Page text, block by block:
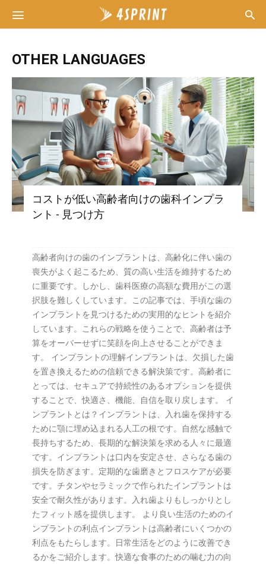
OTHER LANGUAGES
コストが低い高齢者向けの歯科インプラ
ント - 見つけ方
高齢者向けの歯のインプラントは、高齢化に伴い歯の
喪失がよく起こるため、質の高い生活を維持するため
に重要です。しかし、歯科医療の高額な費用がこの選
択肢を難しくしています。この記事では、手頃な歯の
インプラントを見つけるための実用的なヒントを紹介
しています。これらの戦略を使うことで、高齢者は予
算をオーバーせずに笑顔を向上させることができま
す。 インプラントの理解インプラントは、欠損した歯
を置き換えるための信頼できる解決策です。高齢者に
とっては、セキュアで持続性のあるオプションを提供
することで、快適さ、機能、自信を取り戻します。 イ
ンプラントとは？インプラントは、入れ歯を保持する
ために顎に埋め込まれる人工の根です。自然な感触で
長持ちするため、長期的な解決策を求める人々に最適
です。インプラントは口内を安定させ、さらなる歯の
損失を防ぎます。定期的な歯磨きとフロスケアが必要
です。チタンやセラミックで作られたインプラントは
安全で耐久性があります。入れ歯よりもしっかりとし
たフィット感を提供します。 より良い生活のためのイ
ンプラントの利点インプラントは高齢者にいくつかの
利点をもたらします。日常生活をどのように改善でき
るかをご紹介します。快適な食事のための噛む力の向